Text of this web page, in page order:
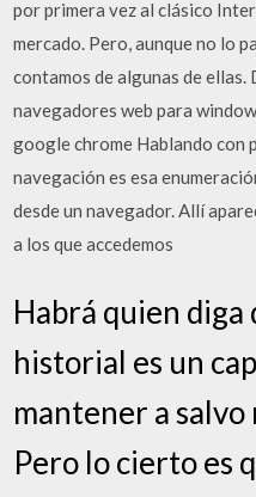
por primera vez al clásico
mercado. Pero, aunque no lo
contamos de algunas de
navegadores web para
google chrome Hablando con
navegación es esa
desde un navegador. Allí
a los que accedemos
Habrá quien
historial es un
mantener a
Pero lo cierto es